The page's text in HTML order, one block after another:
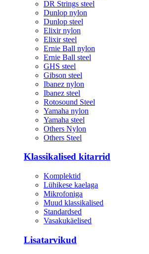
DR Strings steel
Dunlop nylon
Dunlop steel
Elixir nylon
Elixir steel
Ernie Ball nylon
Ernie Ball steel
GHS steel
Gibson steel
Ibanez nylon
Ibanez steel
Rotosound Steel
Yamaha nylon
Yamaha steel
Others Nylon
Others Steel
Klassikalised kitarrid
Komplektid
Lühikese kaelaga
Mikrofoniga
Muud klassikalised
Standardsed
Vasakukäelised
Lisatarvikud